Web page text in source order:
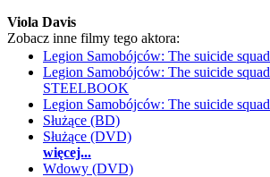
Viola Davis
Zobacz inne filmy tego aktora:
Legion Samobójców: The suicide
Legion Samobójców: The suicide
STEELBOOK
Legion Samobójców: The suicide
Służące (BD)
Służące (DVD)
więcej...
Wdowy (DVD)